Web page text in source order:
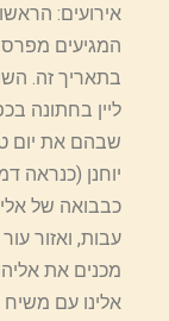
אירועים:
המגיעים מפרס
בתאריך זה.
ליין בחתונה
שבהם את יום
יוחנן (כנראה
כבבואה של
עבות, ואזור
מכנים את
אלינו עם משיח